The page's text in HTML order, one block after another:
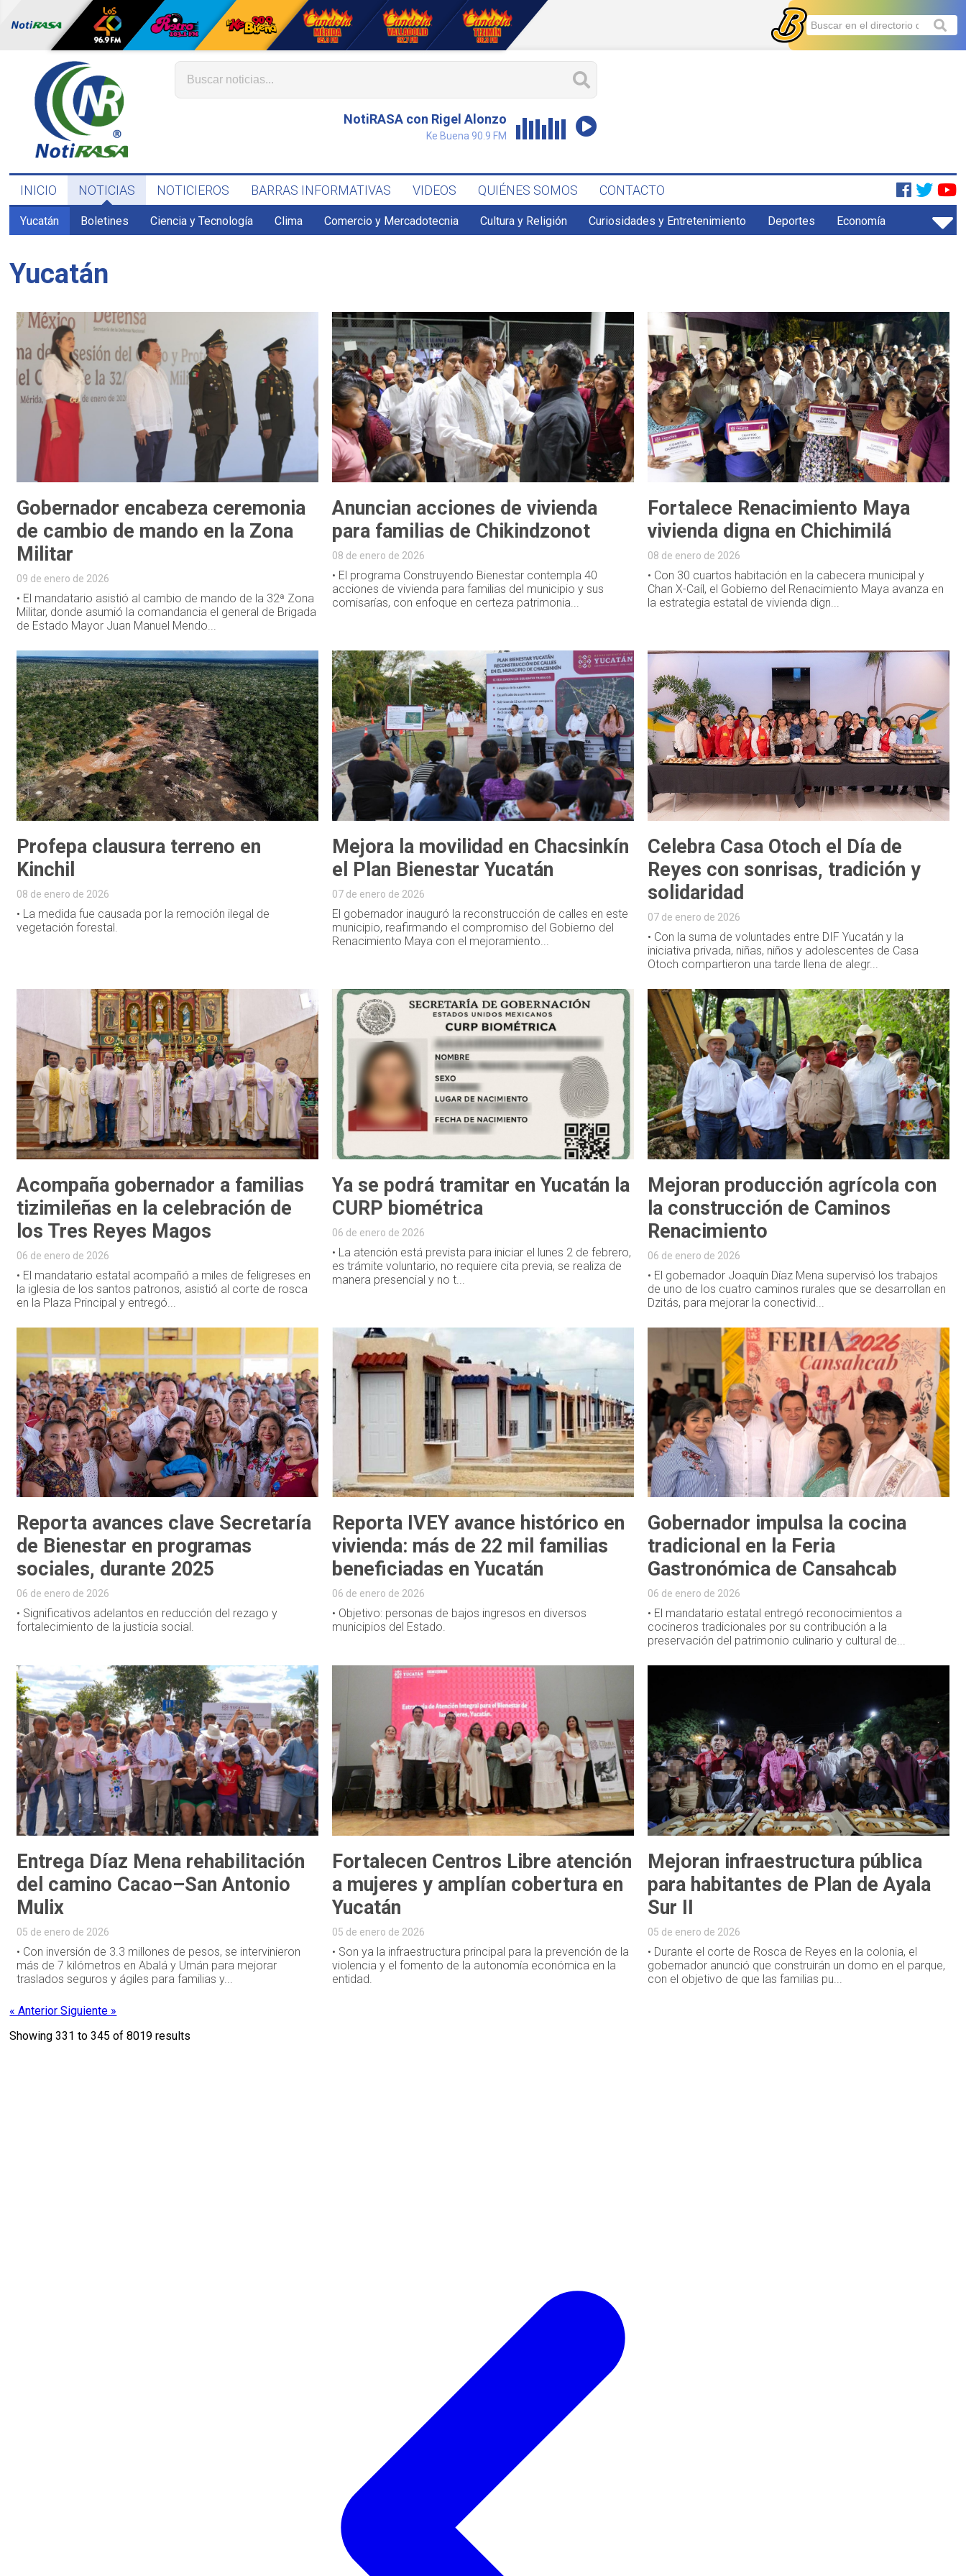
NotiRASA con Rigel Alonzo
Ke Buena 90.9 FM
INICIO NOTICIAS NOTICIEROS BARRAS INFORMATIVAS VIDEOS QUIÉNES SOMOS CONTACTO
Yucatán Boletines Ciencia y Tecnología Clima Comercio y Mercadotecnia Cultura y Religión Curiosidades y Entretenimiento Deportes Economía
Yucatán
Gobernador encabeza ceremonia
de cambio de mando en la Zona
Militar
09 de enero de 2026
• El mandatario asistió al cambio de mando de la 32ª Zona
Militar, donde asumió la comandancia el general de Brigada
de Estado Mayor Juan Manuel Mendo...
Anuncian acciones de vivienda
para familias de Chikindzonot
08 de enero de 2026
• El programa Construyendo Bienestar contempla 40
acciones de vivienda para familias del municipio y sus
comisarías, con enfoque en certeza patrimonia...
Fortalece Renacimiento Maya
vivienda digna en Chichimilá
08 de enero de 2026
• Con 30 cuartos habitación en la cabecera municipal y
Chan X-Caíl, el Gobierno del Renacimiento Maya avanza en
la estrategia estatal de vivienda dign...
Profepa clausura terreno en
Kinchil
08 de enero de 2026
• La medida fue causada por la remoción ilegal de
vegetación forestal.
Mejora la movilidad en Chacsinkín
el Plan Bienestar Yucatán
07 de enero de 2026
El gobernador inauguró la reconstrucción de calles en este
municipio, reafirmando el compromiso del Gobierno del
Renacimiento Maya con el mejoramiento...
Celebra Casa Otoch el Día de
Reyes con sonrisas, tradición y
solidaridad
07 de enero de 2026
• Con la suma de voluntades entre DIF Yucatán y la
iniciativa privada, niñas, niños y adolescentes de Casa
Otoch compartieron una tarde llena de alegr...
Acompaña gobernador a familias
tizimileñas en la celebración de
los Tres Reyes Magos
06 de enero de 2026
• El mandatario estatal acompañó a miles de feligreses en
la iglesia de los santos patronos, asistió al corte de rosca
en la Plaza Principal y entregó...
Ya se podrá tramitar en Yucatán la
CURP biométrica
06 de enero de 2026
• La atención está prevista para iniciar el lunes 2 de febrero,
es trámite voluntario, no requiere cita previa, se realiza de
manera presencial y no t...
Mejoran producción agrícola con
la construcción de Caminos
Renacimiento
06 de enero de 2026
• El gobernador Joaquín Díaz Mena supervisó los trabajos
de uno de los cuatro caminos rurales que se desarrollan en
Dzitás, para mejorar la conectivid...
Reporta avances clave Secretaría
de Bienestar en programas
sociales, durante 2025
06 de enero de 2026
• Significativos adelantos en reducción del rezago y
fortalecimiento de la justicia social.
Reporta IVEY avance histórico en
vivienda: más de 22 mil familias
beneficiadas en Yucatán
06 de enero de 2026
• Objetivo: personas de bajos ingresos en diversos
municipios del Estado.
Gobernador impulsa la cocina
tradicional en la Feria
Gastronómica de Cansahcab
06 de enero de 2026
• El mandatario estatal entregó reconocimientos a
cocineros tradicionales por su contribución a la
preservación del patrimonio culinario y cultural de...
Entrega Díaz Mena rehabilitación
del camino Cacao–San Antonio
Mulix
05 de enero de 2026
• Con inversión de 3.3 millones de pesos, se intervinieron
más de 7 kilómetros en Abalá y Umán para mejorar
traslados seguros y ágiles para familias y...
Fortalecen Centros Libre atención
a mujeres y amplían cobertura en
Yucatán
05 de enero de 2026
• Son ya la infraestructura principal para la prevención de la
violencia y el fomento de la autonomía económica en la
entidad.
Mejoran infraestructura pública
para habitantes de Plan de Ayala
Sur II
05 de enero de 2026
• Durante el corte de Rosca de Reyes en la colonia, el
gobernador anunció que construirán un domo en el parque,
con el objetivo de que las familias pu...
« AnteriorSiguiente »
Showing331 to345 of8019 results